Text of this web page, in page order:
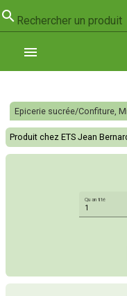
search Rechercher un produit
menu
Epicerie sucrée/Confiture,
Produit chez ETS Jean
Quantité